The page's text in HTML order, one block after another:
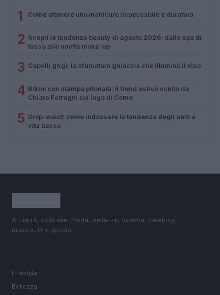
1 Come ottenere una manicure impeccabile e duratura
2 Scopri le tendenze beauty di agosto 2026: dalle spa di
lusso alle novità make-up
3 Capelli grigi: la sfumatura ghiaccio che illumina il viso
4 Bikini con stampa pitonata: il trend estivo scelto da
Chiara Ferragni sul lago di Como
5 Drop-waist: come indossare la tendenza degli abiti a
vita bassa
Attualità, costume, moda, bellezza, cinema, celebrity,
musica, tv e gossip.
Lifestyle
Bellezza